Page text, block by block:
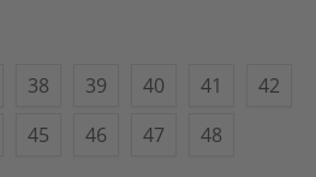
38 39 40 41
42
45 46 47
48